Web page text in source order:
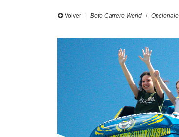
Volver Beto Carrero World